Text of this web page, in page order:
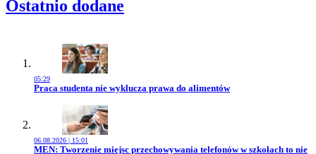
Ostatnio dodane
05:29
Przejdź do artykułu:
Praca studenta nie wyklucza prawa do alimentów
06.08.2026 | 15:01
Przejdź do artykułu:
MEN: Tworzenie miejsc przechowywania telefonów w szkołach to nie